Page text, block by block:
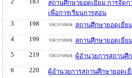
สถานศึกษายอดเยี่ยม การจัดก
เพื่อการเรียนการสอน
3
198
สถานศึกษายอดเยี่ย
4
199
สถานศึกษายอดเยี่ย
5
219
ผู้อำนวยการสถานศึ
6
220
ผู้อำนวยการสถานศึกษายอดเ